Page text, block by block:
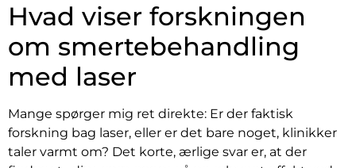
Hvad viser forskningen
om smertebehandling
med laser
Mange spørger mig ret direkte: Er der faktisk
forskning bag laser, eller er det bare noget, klinikker
taler varmt om? Det korte, ærlige svar er, at der